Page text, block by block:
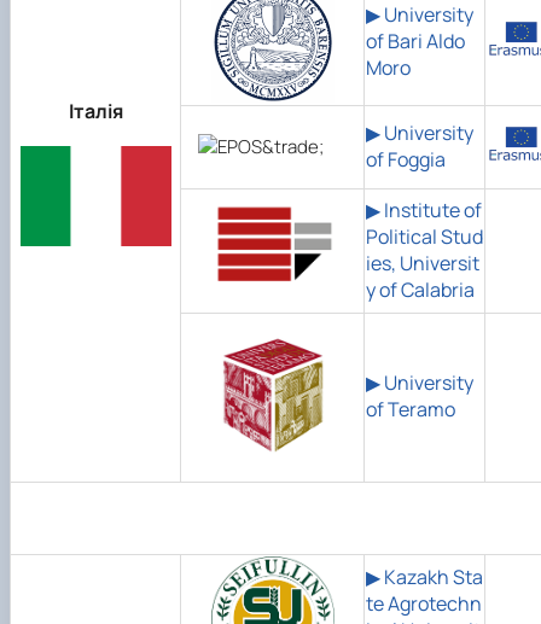
Італія
▶ University
of Bari Aldo
Moro
▶ University
of Foggia
▶ Institute of
Political Stud
ies, Universit
y of Calabria
▶University
of Teramo
▶Kazakh Sta
te Agrotechn